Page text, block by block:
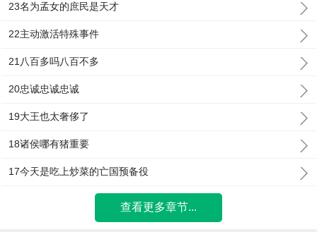
23名为孟女的庶民是天才
22主动激活特殊事件
21八百多吗八百不多
20忠诚忠诚忠诚
19大王也太奢侈了
18诸侯哪有猪重要
17今天是吃上炒菜的亡国预备役
查看更多章节...